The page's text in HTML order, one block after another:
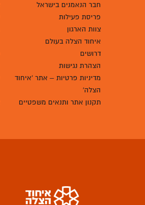
חבר הנאמנים בישראל
פריסת פעילות
צוות הארגון
איחוד הצלה בעולם
דרושים
הצהרת נגישות
מדיניות פרטיות – אתר 'איחוד
הצלה'
תקנון אתר ותנאים משפטיים